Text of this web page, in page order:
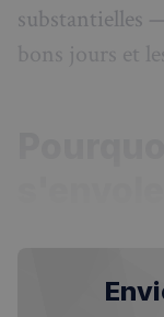
substantielles
bons jours et